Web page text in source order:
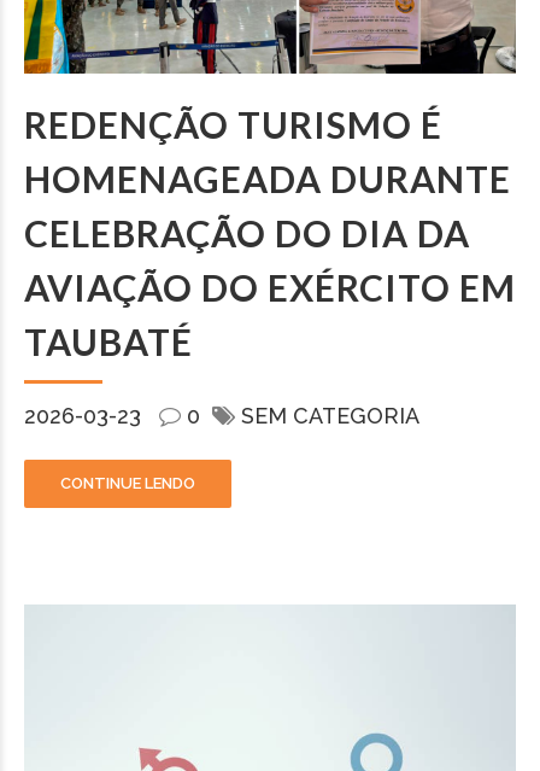
REDENÇÃO TURISMO É
HOMENAGEADA DURANTE
CELEBRAÇÃO DO DIA DA
AVIAÇÃO DO EXÉRCITO EM
TAUBATÉ
2026-03-23 0 SEM CATEGORIA
CONTINUE LENDO